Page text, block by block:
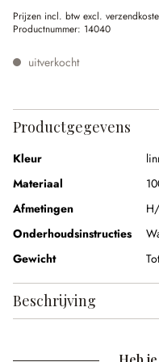
Prijzen incl. btw excl.
Productnummer: 14040
uitverkocht
Productgegevens
Kleur
Materiaal
Afmetingen
Onderhoudsinstructies
Gewicht
Beschrijving